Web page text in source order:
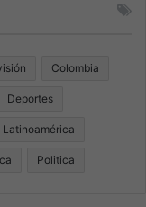
Colombia
Deportes
Latinoamérica
Politica